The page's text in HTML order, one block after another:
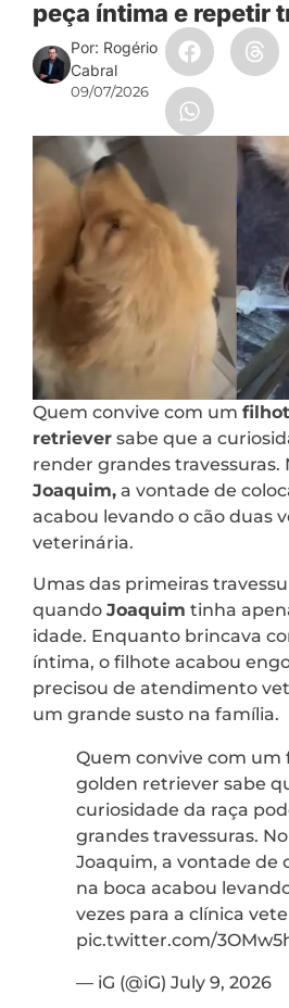
peça íntima e repetir
Por: Rogério
Cabral
09/07/2026
Quem convive com um
retriever sabe que a
render grandes travessuras.
Joaquim, a vontade de
acabou levando o cão duas
veterinária.
Umas das primeiras
quando Joaquim tinha
idade. Enquanto brincava
íntima, o filhote acabou
precisou de atendimento
um grande susto na família.
Quem convive com um
golden retriever sabe
curiosidade da raça
grandes travessuras.
Joaquim, a vontade de
na boca acabou
vezes para a clínica
pic.twitter.com/
— iG (@iG) July 9, 2026